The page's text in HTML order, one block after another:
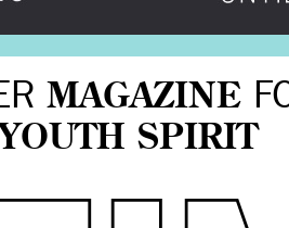
MAGAZINE
YOUTH SPIRIT